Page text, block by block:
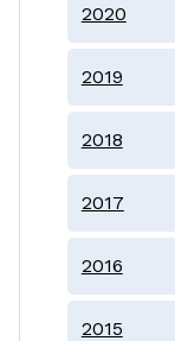
2020
2019
2018
2017
2016
2015